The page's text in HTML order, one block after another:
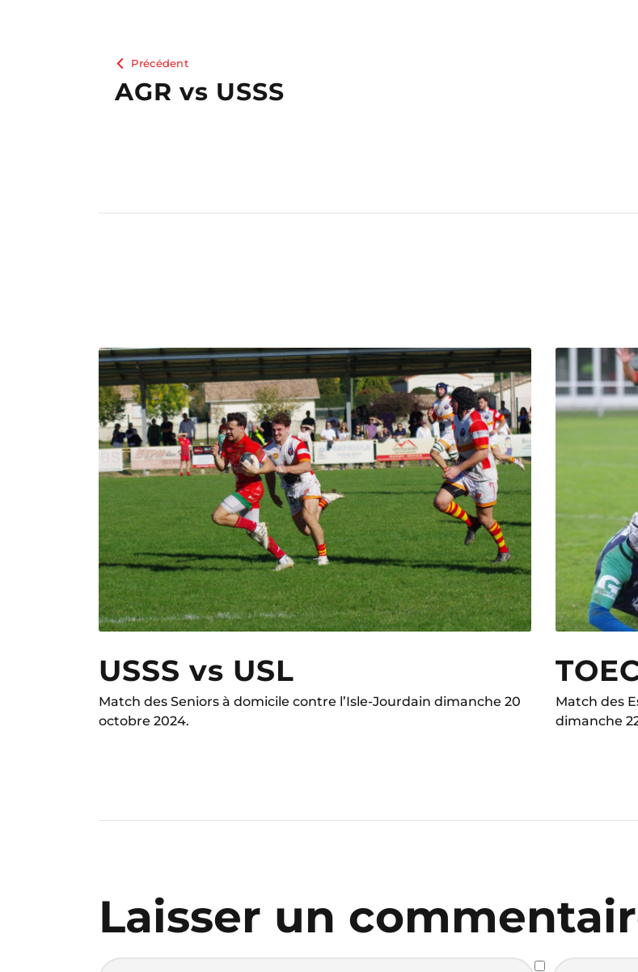
Précédent
AGR vs USSS
USSS vs USL
Match des Seniors à domicile contre l’Isle-Jourdain dimanche 20
octobre 2024.
Match des
dimanche
Laisser un